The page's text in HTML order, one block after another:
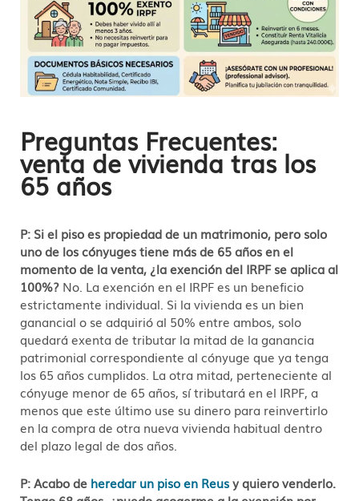
Preguntas Frecuentes:
venta de vivienda tras los
65 años
P: Si el piso es propiedad de un matrimonio, pero solo
uno de los cónyuges tiene más de 65 años en el
momento de la venta, ¿la exención del IRPF se aplica al
100%? No. La exención en el IRPF es un beneficio
estrictamente individual. Si la vivienda es un bien
ganancial o se adquirió al 50% entre ambos, solo
quedará exenta de tributar la mitad de la ganancia
patrimonial correspondiente al cónyuge que ya tenga
los 65 años cumplidos. La otra mitad, perteneciente al
cónyuge menor de 65 años, sí tributará en el IRPF, a
menos que este último use su dinero para reinvertirlo
en la compra de otra nueva vivienda habitual dentro
del plazo legal de dos años.
P: Acabo de heredar un piso en Reusy quiero venderlo.